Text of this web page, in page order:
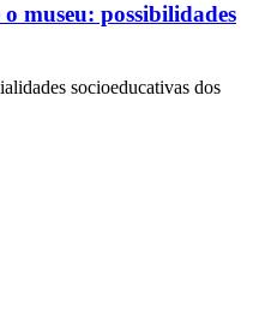
o museu: possibilidades
socioeducativas dos